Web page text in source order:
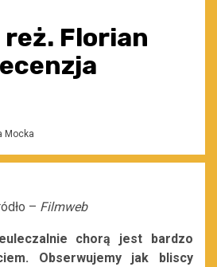
reż. Florian
Mocka
– Filmweb
chorą jest bardzo
Obserwujemy jak bliscy